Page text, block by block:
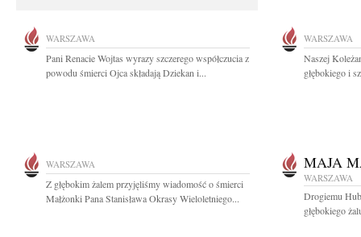
WARSZAWA
Pani Renacie Wojtas wyrazy szczerego współczucia z
powodu śmierci Ojca składają Dziekan i...
WARSZAWA
Naszej
głębokiego i
WARSZAWA
Z głębokim żalem przyjęliśmy wiadomość o śmierci
Małżonki Pana Stanisława Okrasy Wieloletniego...
MAJA
WARSZAWA
Drogiemu
głębokiego